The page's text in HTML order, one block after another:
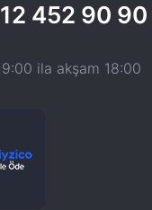
452 90 90
ila akşam 18:00